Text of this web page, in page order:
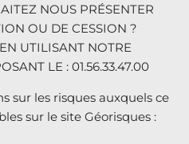
NOUS PRÉSENTER
OU DE CESSION ?
UTILISANT NOTRE
LE : 01.56.33.47.00
sur les risques auxquels ce
sur le site Géorisques :